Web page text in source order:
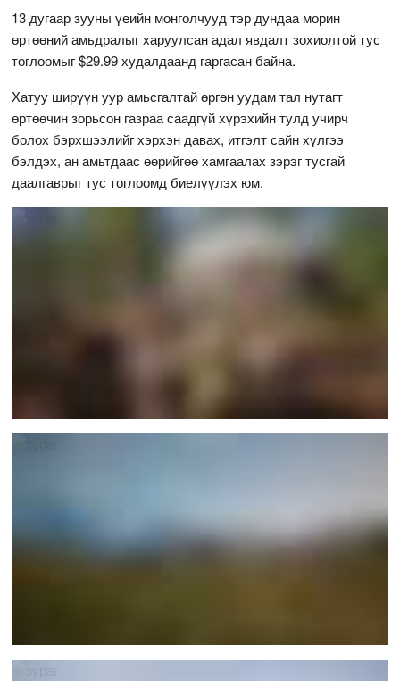
13 дугаар зууны үеийн монголчууд тэр дундаа морин
өртөөний амьдралыг харуулсан адал явдалт зохиолтой тус
тоглоомыг $29.99 худалдаанд гаргасан байна.
Хатуу ширүүн уур амьсгалтай өргөн уудам тал нутагт
өртөөчин зорьсон газраа саадгүй хүрэхийн тулд учирч
болох бэрхшээлийг хэрхэн давах, итгэлт сайн хүлгээ
бэлдэх, ан амьтдаас өөрийгөө хамгаалах зэрэг тусгай
даалгаврыг тус тоглоомд биелүүлэх юм.